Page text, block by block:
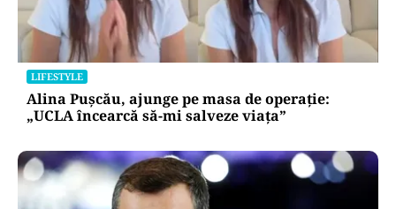
LIFESTYLE
Alina Pușcău, ajunge pe masa de operație:
„UCLA încearcă să-mi salveze viața”